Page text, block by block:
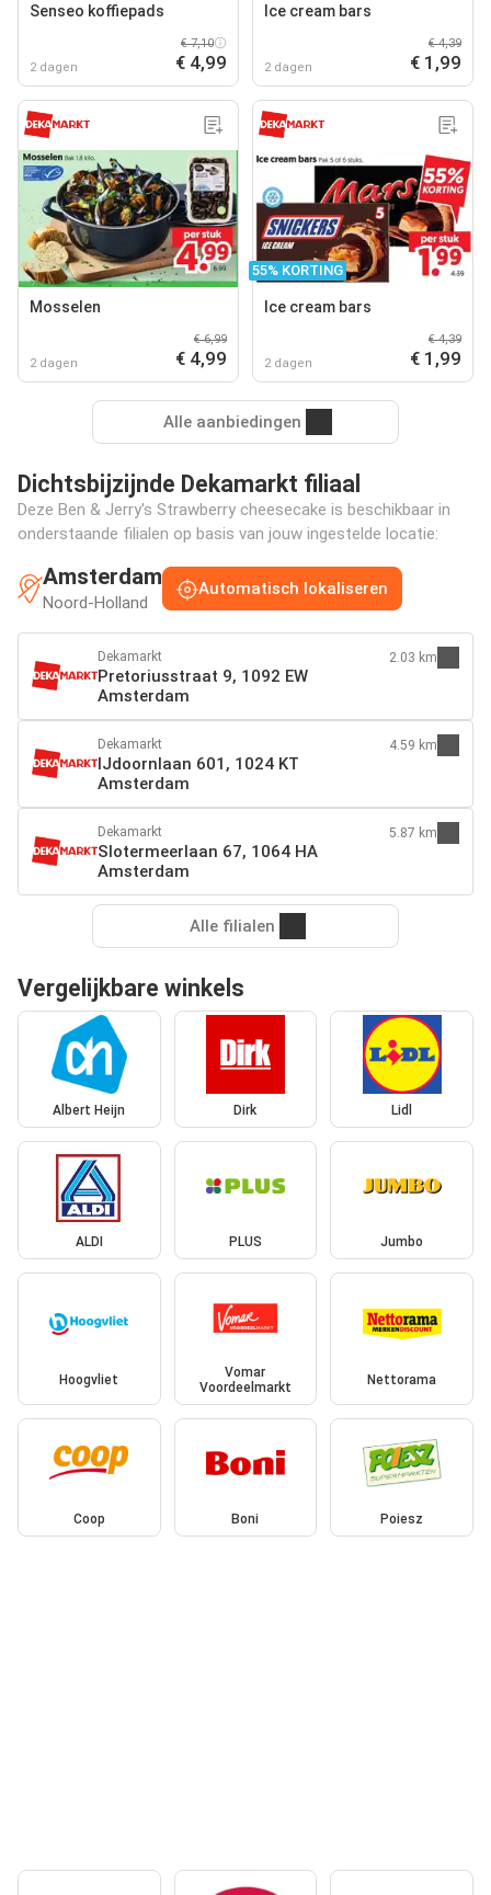
Senseo koffiepads
2 dagen
€ 7,10
€ 4,99
Ice cream bars
2 dagen
€ 4,39
€ 1,99
Mosselen
2 dagen
€ 6,99
€ 4,99
55% KORTING
Ice cream bars
2 dagen
€ 4,39
€ 1,99
Alle aanbiedingen
Dichtsbijzijnde Dekamarkt filiaal
Deze Ben & Jerry's Strawberry cheesecake is beschikbaar in
onderstaande filialen op basis van jouw ingestelde locatie:
Amsterdam
Noord-Holland
Automatisch lokaliseren
Dekamarkt
Pretoriusstraat 9, 1092 EW
Amsterdam
2.03 km
Dekamarkt
IJdoornlaan 601, 1024 KT
Amsterdam
4.59 km
Dekamarkt
Slotermeerlaan 67, 1064 HA
Amsterdam
5.87 km
Alle filialen
Vergelijkbare winkels
Albert Heijn Dirk Lidl
ALDI PLUS Jumbo
Hoogvliet
Vomar
Voordeelmarkt
Nettorama
Coop Boni Poiesz